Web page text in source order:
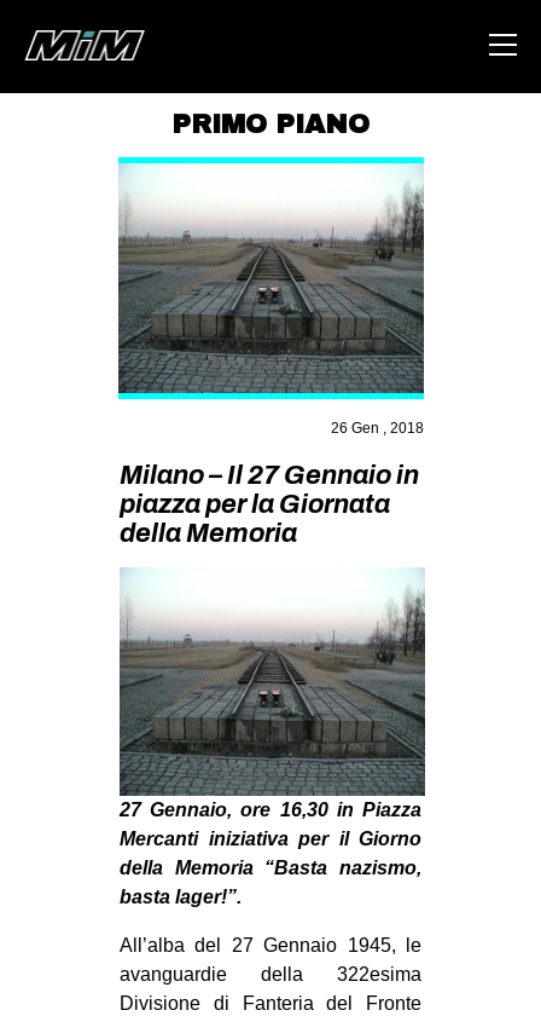
AREA
DEGENERAZIONE
GAZA FREESTYLE
CSOA LAMBRETTA
STUDENTI TSUNAMI
ZAM
SPAZI
SPORT POPOLARE
MOVIMENTI
AMBIENTE
ANTIFASCISMO
DIRITTO ALL’ABITARE
MIGRAZIONI
PRECARIATO
PRIMO PIANO
26 Gen , 2018
Milano – Il 27 Gennaio in
piazza per la Giornata
della Memoria
27 Gennaio, ore 16,30 in Piazza
Mercanti iniziativa per il Giorno
della Memoria “Basta nazismo,
basta lager!”.
All’alba del 27 Gennaio 1945, le
avanguardie della 322esima
Divisione di Fanteria del Fronte